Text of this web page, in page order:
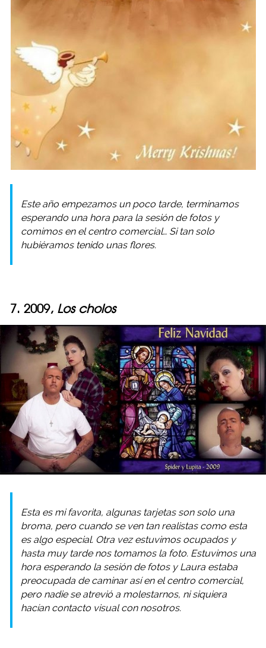
Este año empezamos un poco tarde, terminamos
esperando una hora para la sesión de fotos y
comimos en el centro comercial… Si tan solo
hubiéramos tenido unas flores.
7. 2009, Los cholos
Esta es mi favorita, algunas tarjetas son solo una
broma, pero cuando se ven tan realistas como esta
es algo especial. Otra vez estuvimos ocupados y
hasta muy tarde nos tomamos la foto. Estuvimos una
hora esperando la sesión de fotos y Laura estaba
preocupada de caminar así en el centro comercial,
pero nadie se atrevió a molestarnos, ni siquiera
hacían contacto visual con nosotros.